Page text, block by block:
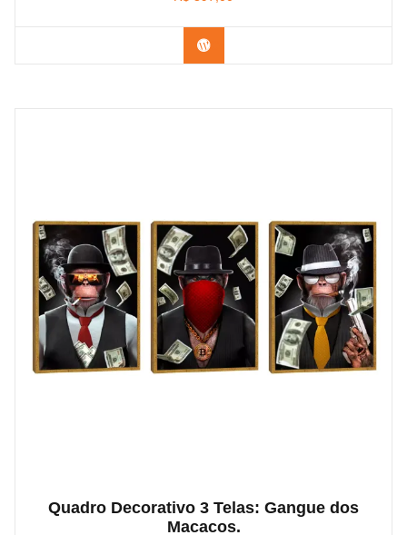
Confira os modelos
Quadro Decorativo 3 Telas: Gangue dos
Macacos.